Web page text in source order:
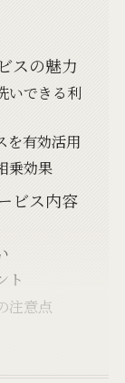
スの魅力
いできる利
を有効活用
乗効果
ビス内容
ト
注意点